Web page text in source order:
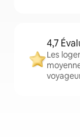
4,7
Les